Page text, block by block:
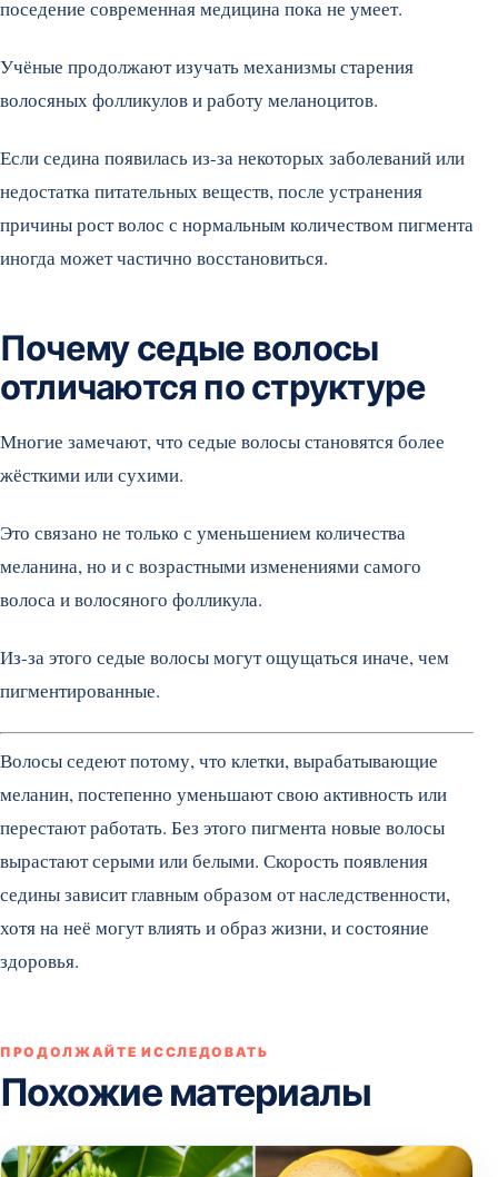
поседение современная медицина пока не умеет.
Учёные продолжают изучать механизмы старения
волосяных фолликулов и работу меланоцитов.
Если седина появилась из-за некоторых заболеваний или
недостатка питательных веществ, после устранения
причины рост волос с нормальным количеством пигмента
иногда может частично восстановиться.
Почему седые волосы
отличаются по структуре
Многие замечают, что седые волосы становятся более
жёсткими или сухими.
Это связано не только с уменьшением количества
меланина, но и с возрастными изменениями самого
волоса и волосяного фолликула.
Из-за этого седые волосы могут ощущаться иначе, чем
пигментированные.
Волосы седеют потому, что клетки, вырабатывающие
меланин, постепенно уменьшают свою активность или
перестают работать. Без этого пигмента новые волосы
вырастают серыми или белыми. Скорость появления
седины зависит главным образом от наследственности,
хотя на неё могут влиять и образ жизни, и состояние
здоровья.
ПРОДОЛЖАЙТЕ ИССЛЕДОВАТЬ
Похожие материалы